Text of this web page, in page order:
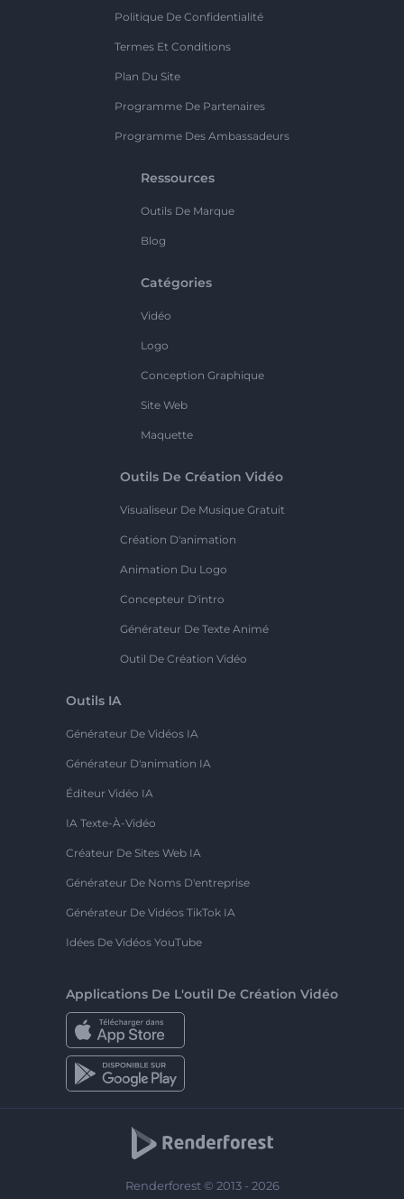
Politique De Confidentialité
Termes Et Conditions
Plan Du Site
Programme De Partenaires
Programme Des Ambassadeurs
Ressources
Outils De Marque
Blog
Catégories
Vidéo
Logo
Conception Graphique
Site Web
Maquette
Outils De Création Vidéo
Visualiseur De Musique Gratuit
Création D'animation
Animation Du Logo
Concepteur D'intro
Générateur De Texte Animé
Outil De Création Vidéo
Outils IA
Générateur De Vidéos IA
Générateur D'animation IA
Éditeur Vidéo IA
IA Texte-À-Vidéo
Créateur De Sites Web IA
Générateur De Noms D'entreprise
Générateur De Vidéos TikTok IA
Idées De Vidéos YouTube
Applications De L'outil De Création Vidéo
Renderforest © 2013 - 2026